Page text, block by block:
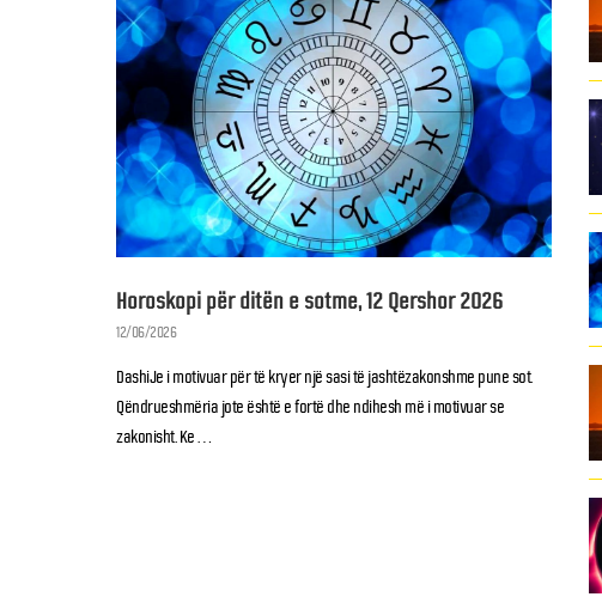
Horoskopi për ditën e sotme, 12 Qershor 2026
12/06/2026
DashiJe i motivuar për të kryer një sasi të jashtëzakonshme pune sot.
Qëndrueshmëria jote është e fortë dhe ndihesh më i motivuar se
zakonisht. Ke …